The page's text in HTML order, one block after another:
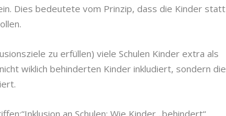
Dies bedeutete vom Prinzip, dass die Kinder statt
zu erfüllen) viele Schulen Kinder extra als
wiklich behinderten Kinder inkludiert, sondern die
an Schulen: Wie Kinder „behindert“